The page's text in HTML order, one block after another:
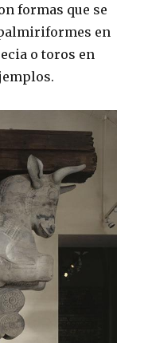
formas que se
en
o toros en